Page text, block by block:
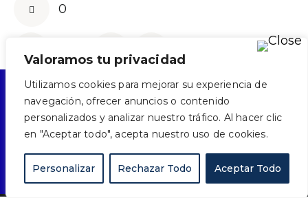
Valoramos tu privacidad
Utilizamos cookies para mejorar su experiencia de
navegación, ofrecer anuncios o contenido
personalizados y analizar nuestro tráfico. Al hacer clic
en "Aceptar todo", acepta nuestro uso de cookies.
Personalizar Rechazar Todo Aceptar Todo
0
AVISO DE PRIVACIDAD
TERMINOS Y CONDICIONES DE USO
POLÍTICA DE COOKIES
MAPA DEL SITIO